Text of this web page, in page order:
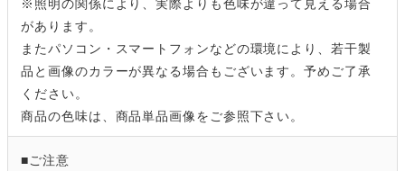
があります。
またパソコン・スマートフォンなどの環境により、若干製
品と画像のカラーが異なる場合もございます。予めご了承
ください。
商品の色味は、商品単品画像をご参照下さい。
■ご注意